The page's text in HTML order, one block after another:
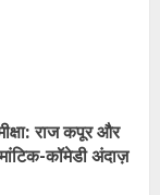
राज कपूर और
कॉमेडी अंदाज़